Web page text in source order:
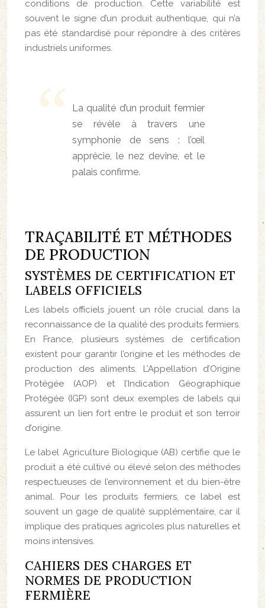
conditions de production. Cette variabilité est
souvent le signe d’un produit authentique, qui n’a
pas été standardisé pour répondre à des critères
industriels uniformes.
La qualité d’un produit fermier
se révèle à travers une
symphonie de sens : l’œil
apprécie, le nez devine, et le
palais confirme.
TRAÇABILITÉ ET MÉTHODES
DE PRODUCTION
SYSTÈMES DE CERTIFICATION ET
LABELS OFFICIELS
Les labels officiels jouent un rôle crucial dans la
reconnaissance de la qualité des produits fermiers.
En France, plusieurs systèmes de certification
existent pour garantir l’origine et les méthodes de
production des aliments. L’Appellation d’Origine
Protégée (AOP) et l’Indication Géographique
Protégée (IGP) sont deux exemples de labels qui
assurent un lien fort entre le produit et son terroir
d’origine.
Le label Agriculture Biologique (AB) certifie que le
produit a été cultivé ou élevé selon des méthodes
respectueuses de l’environnement et du bien-être
animal. Pour les produits fermiers, ce label est
souvent un gage de qualité supplémentaire, car il
implique des pratiques agricoles plus naturelles et
moins intensives.
CAHIERS DES CHARGES ET
NORMES DE PRODUCTION
FERMIÈRE